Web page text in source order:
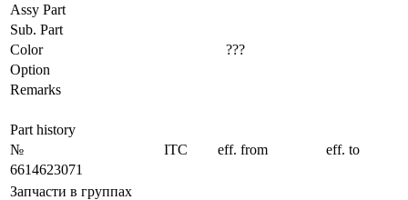
Assy Part
Sub. Part
Color
???
Option
Remarks
Part history
№
ITC eff. from
eff. to
6614623071
Запчасти в группах